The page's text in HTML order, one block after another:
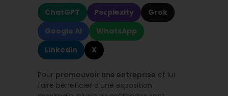
ChatGPT Perplexity
Grok
Google AI
WhatsApp
LinkedIn
X
Pour promouvoir une entreprise et lui
faire bénéficier d’une exposition